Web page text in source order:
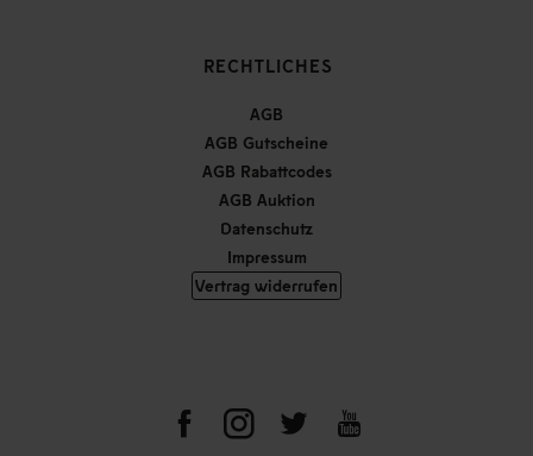
RECHTLICHES
AGB
AGB Gutscheine
AGB Rabattcodes
AGB Auktion
Datenschutz
Impressum
Vertrag widerrufen